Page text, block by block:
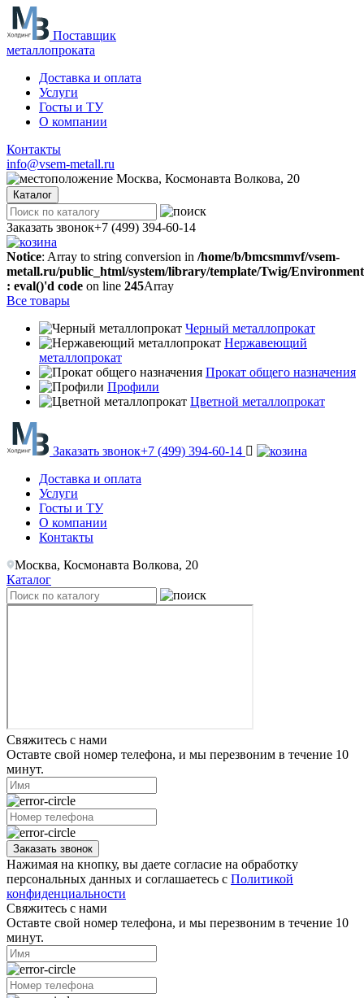
Поставщик
металлопроката
Доставка и оплата
Услуги
Госты и ТУ
О компании
Контакты
info@vsem-metall.ru
Москва, Космонавта Волкова, 20
Каталог
Заказать звонок+7 (499) 394-60-14
Notice: Array to string conversion in /home/b/bmcsmmvf/vsem-
metall.ru/public_html/system/library/template/Twig/
: eval()'d code on line 245Array
Все товары
Черный металлопрокат
Нержавеющий
металлопрокат
Прокат общего назначения
Профили
Цветной металлопрокат
Заказать звонок+7 (499) 394-60-14
Доставка и оплата
Услуги
Госты и ТУ
О компании
Контакты
Москва, Космонавта Волкова, 20
Каталог
Свяжитесь с нами
Оставте свой номер телефона, и мы перезвоним в течение 10
минут.
Заказать звонок
Нажимая на кнопку, вы даете согласие на обработку
персональных данных и соглашаетесь с Политикой
конфиденциальности
Свяжитесь с нами
Оставте свой номер телефона, и мы перезвоним в течение 10
минут.